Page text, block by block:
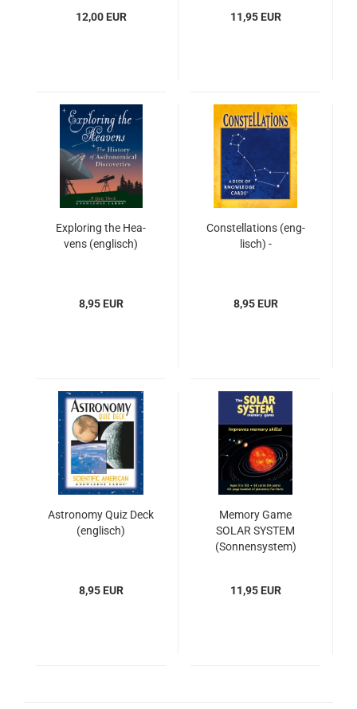
12,00 EUR 11,95 EUR
Ex­plo­ring the Hea­
vens (eng­lisch)
8,95 EUR
Con­stel­la­ti­ons (eng­
lisch) -
8,95 EUR
As­tro­no­my Quiz Deck
(eng­lisch)
8,95 EUR
Me­mo­ry Game
SOLAR SYS­TEM
(Son­nen­sys­tem)
11,95 EUR